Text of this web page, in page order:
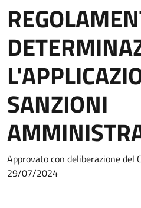
SANZIONI
Approvato con deliberazione del
29/07/2024